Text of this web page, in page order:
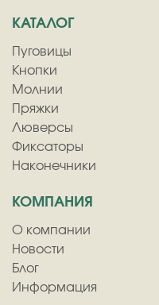
КАТАЛОГ
Пуговицы
Кнопки
Молнии
Пряжки
Люверсы
Фиксаторы
Наконечники
КОМПАНИЯ
О компании
Новости
Блог
Информация